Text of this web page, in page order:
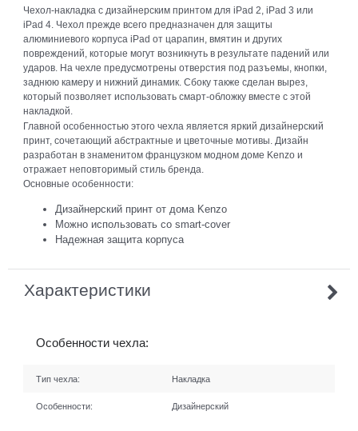
Чехол-накладка с дизайнерским принтом для iPad 2, iPad 3 или
iPad 4. Чехол прежде всего предназначен для защиты
алюминиевого корпуса iPad от царапин, вмятин и других
повреждений, которые могут возникнуть в результате падений или
ударов. На чехле предусмотрены отверстия под разъемы, кнопки,
заднюю камеру и нижний динамик. Сбоку также сделан вырез,
который позволяет использовать смарт-обложку вместе с этой
накладкой.
Главной особенностью этого чехла является яркий дизайнерский
принт, сочетающий абстрактные и цветочные мотивы. Дизайн
разработан в знаменитом французком модном доме Kenzo и
отражает неповторимый стиль бренда.
Основные особенности:
Дизайнерский принт от дома Kenzo
Можно использовать со smart-cover
Надежная защита корпуса
Характеристики
Особенности чехла:
Тип чехла: Накладка
Особенности: Дизайнерский